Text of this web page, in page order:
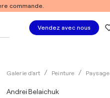
commande.
Vendez avec nous
Galerie d'art Peinture Paysage
Andrei Belaichuk